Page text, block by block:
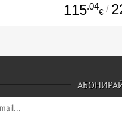
115.04
€ /